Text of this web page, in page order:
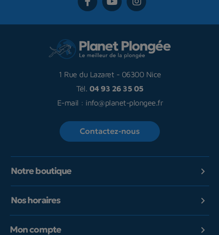
1 Rue du Lazaret - 06300 Nice
Tél. 04 93 26 35 05
E-mail : info@planet-plongee.fr
Contactez-nous
Notre boutique 
Nos horaires 
Mon compte 